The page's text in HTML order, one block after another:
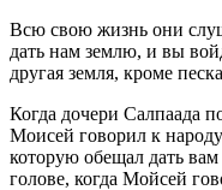
Всю свою жизнь они
дать нам землю, и вы
другая земля, кроме
Когда дочери Салпаада
Моисей говорил к
которую обещал дать
голове, когда Мойсей